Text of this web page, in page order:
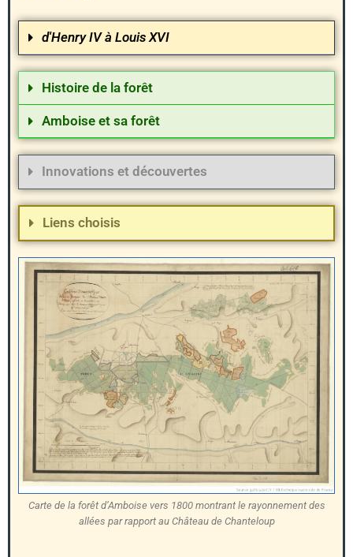
d'Henry IV à Louis XVI
Histoire de la forêt
Amboise et sa forêt
Innovations et découvertes
Liens choisis
Carte de la forêt d’Amboise vers 1800 montrant le rayonnement des
allées par rapport au Château de Chanteloup